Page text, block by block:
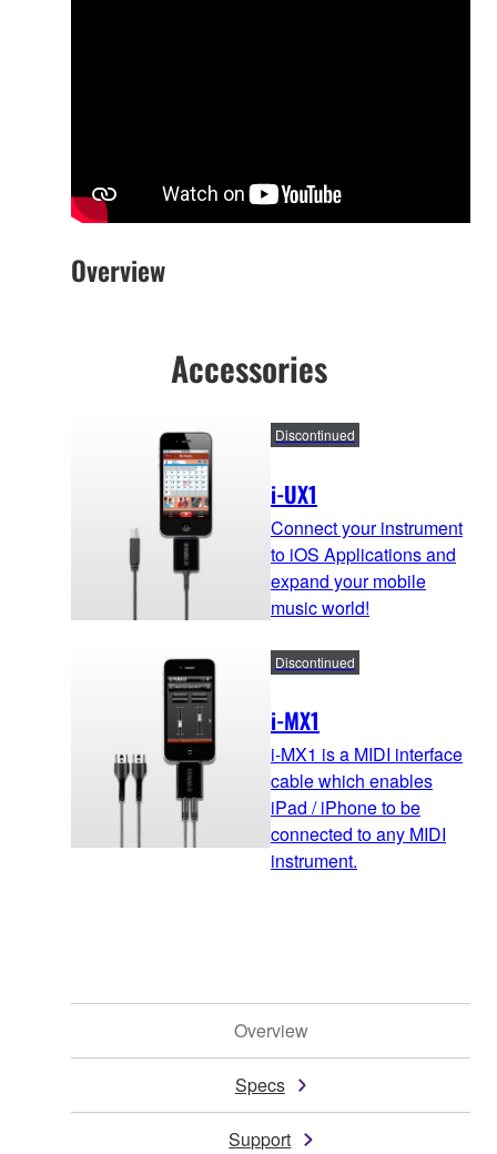
Overview
Accessories
i-UX1
Discontinued
Connect your instrument
to iOS Applications and
expand your mobile
music world!
i-MX1
Discontinued
i-MX1 is a MIDI interface
cable which enables
iPad / iPhone to be
connected to any MIDI
instrument.
Overview
Specs
Support